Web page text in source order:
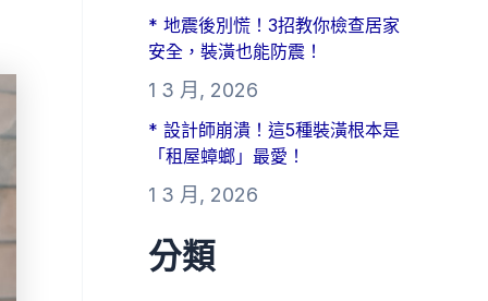
* 地震後別慌！3招教你檢查居家
安全，裝潢也能防震！
1 3 月, 2026
* 設計師崩潰！這5種裝潢根本是
「租屋蟑螂」最愛！
1 3 月, 2026
分類